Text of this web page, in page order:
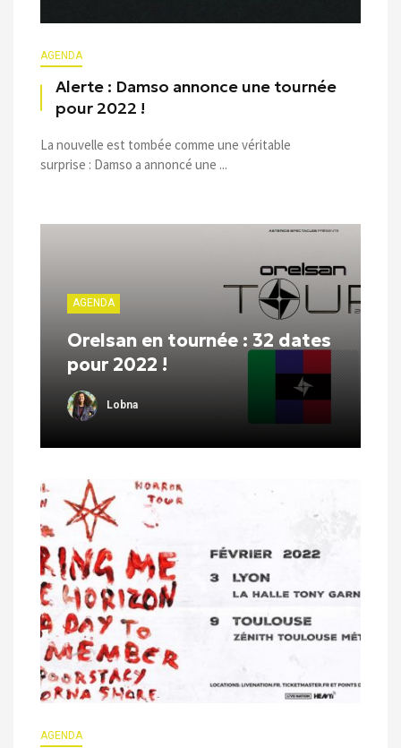
AGENDA
Alerte : Damso annonce une tournée
pour 2022 !
La nouvelle est tombée comme une véritable
surprise : Damso a annoncé une ...
AGENDA
Orelsan en tournée : 32 dates
pour 2022 !
Lobna
AGENDA